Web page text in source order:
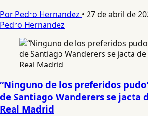
Por Pedro Hernandez • 27 de abril de
Pedro Hernandez
“Ninguno de los preferidos
de Santiago Wanderers se jacta
Real Madrid